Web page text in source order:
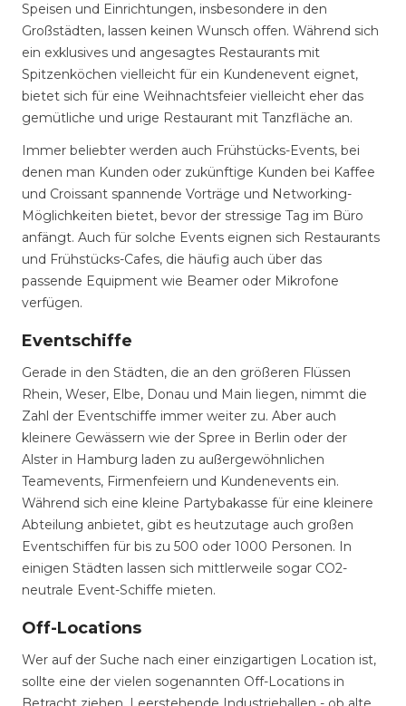
Speisen und Einrichtungen, insbesondere in den
Großstädten, lassen keinen Wunsch offen. Während sich
ein exklusives und angesagtes Restaurants mit
Spitzenköchen vielleicht für ein Kundenevent eignet,
bietet sich für eine Weihnachtsfeier vielleicht eher das
gemütliche und urige Restaurant mit Tanzfläche an.
Immer beliebter werden auch Frühstücks-Events, bei
denen man Kunden oder zukünftige Kunden bei Kaffee
und Croissant spannende Vorträge und Networking-
Möglichkeiten bietet, bevor der stressige Tag im Büro
anfängt. Auch für solche Events eignen sich Restaurants
und Frühstücks-Cafes, die häufig auch über das
passende Equipment wie Beamer oder Mikrofone
verfügen.
Eventschiffe
Gerade in den Städten, die an den größeren Flüssen
Rhein, Weser, Elbe, Donau und Main liegen, nimmt die
Zahl der Eventschiffe immer weiter zu. Aber auch
kleinere Gewässern wie der Spree in Berlin oder der
Alster in Hamburg laden zu außergewöhnlichen
Teamevents, Firmenfeiern und Kundenevents ein.
Während sich eine kleine Partybakasse für eine kleinere
Abteilung anbietet, gibt es heutzutage auch großen
Eventschiffen für bis zu 500 oder 1000 Personen. In
einigen Städten lassen sich mittlerweile sogar CO2-
neutrale Event-Schiffe mieten.
Off-Locations
Wer auf der Suche nach einer einzigartigen Location ist,
sollte eine der vielen sogenannten Off-Locations in